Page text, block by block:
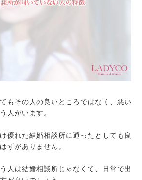
もその人の良いところではなく、悪い
人がいます。
優れた結婚相談所に通ったとしても良
ずがありません。
人は結婚相談所じゃなくて、日常で出